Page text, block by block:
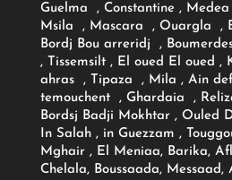
Guelma , Constantine ,
Msila , Mascara , Ouargla ,
Bordj Bou arreridj ,
, Tissemsilt , El oued El oued ,
ahras , Tipaza , Mila , Ain
temouchent , Ghardaia ,
Bordsj Badji Mokhtar , Ouled
In Salah , in Guezzam ,
Mghair , El Meniaa, Barika,
Chelala, Boussaada, Messaad,